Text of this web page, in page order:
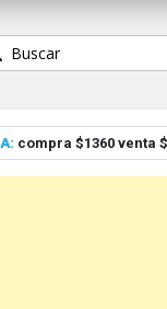
compra $1360 venta